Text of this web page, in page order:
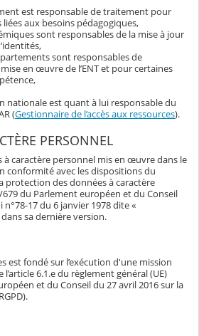
est responsable de traitement pour
aux besoins pédagogiques,
sont responsables de la mise à jour
sont responsables de
en œuvre de l’ENT et pour certaines
nationale est quant à lui responsable du
(Gestionnaire de l’accès aux ressources).
PERSONNEL
caractère personnel mis en œuvre dans le
conformité avec les dispositions du
protection des données à caractère
679 du Parlement européen et du Conseil
17 du 6 janvier 1978 dite «
sa dernière version.
est fondé sur l’exécution d'une mission
6.1.e du règlement général (UE)
et du Conseil du 27 avril 2016 sur la